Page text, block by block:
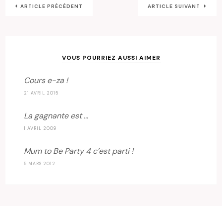
ARTICLE PRÉCÉDENT ARTICLE SUIVANT
VOUS POURRIEZ AUSSI AIMER
Cours e-za !
21 AVRIL 2015
La gagnante est …
1 AVRIL 2009
Mum to Be Party 4 c’est parti !
5 MARS 2012